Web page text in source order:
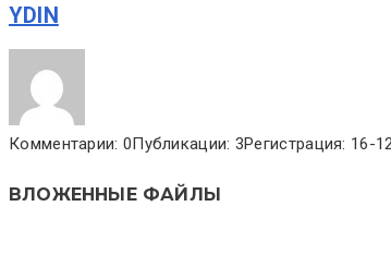
YDIN
Комментарии: 0Публикации: 3Регистрация: 16-
ВЛОЖЕННЫЕ ФАЙЛЫ